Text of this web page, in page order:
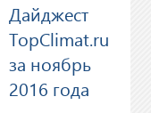
Дайджест
TopClimat.ru
за ноябрь
2016 года